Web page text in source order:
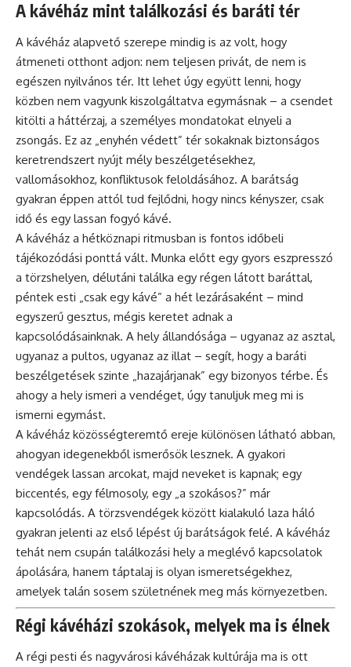
A kávéház mint találkozási és baráti tér
A kávéház alapvető szerepe mindig is az volt, hogy
átmeneti otthont adjon: nem teljesen privát, de nem is
egészen nyilvános tér. Itt lehet úgy együtt lenni, hogy
közben nem vagyunk kiszolgáltatva egymásnak – a csendet
kitölti a háttérzaj, a személyes mondatokat elnyeli a
zsongás. Ez az „enyhén védett” tér sokaknak biztonságos
keretrendszert nyújt mély beszélgetésekhez,
vallomásokhoz, konfliktusok feloldásához. A barátság
gyakran éppen attól tud fejlődni, hogy nincs kényszer, csak
idő és egy lassan fogyó kávé.
A kávéház a hétköznapi ritmusban is fontos időbeli
tájékozódási ponttá vált. Munka előtt egy gyors eszpresszó
a törzshelyen, délutáni találka egy régen látott baráttal,
péntek esti „csak egy kávé” a hét lezárásaként – mind
egyszerű gesztus, mégis keretet adnak a
kapcsolódásainknak. A hely állandósága – ugyanaz az asztal,
ugyanaz a pultos, ugyanaz az illat – segít, hogy a baráti
beszélgetések szinte „hazajárjanak” egy bizonyos térbe. És
ahogy a hely ismeri a vendéget, úgy tanuljuk meg mi is
ismerni egymást.
A kávéház közösségteremtő ereje különösen látható abban,
ahogyan idegenekből ismerősök lesznek. A gyakori
vendégek lassan arcokat, majd neveket is kapnak; egy
biccentés, egy félmosoly, egy „a szokásos?” már
kapcsolódás. A törzsvendégek között kialakuló laza háló
gyakran jelenti az első lépést új barátságok felé. A kávéház
tehát nem csupán találkozási hely a meglévő kapcsolatok
ápolására, hanem táptalaj is olyan ismeretségekhez,
amelyek talán sosem születnének meg más környezetben.
Régi kávéházi szokások, melyek ma is élnek
A régi pesti és nagyvárosi kávéházak kultúrája ma is ott